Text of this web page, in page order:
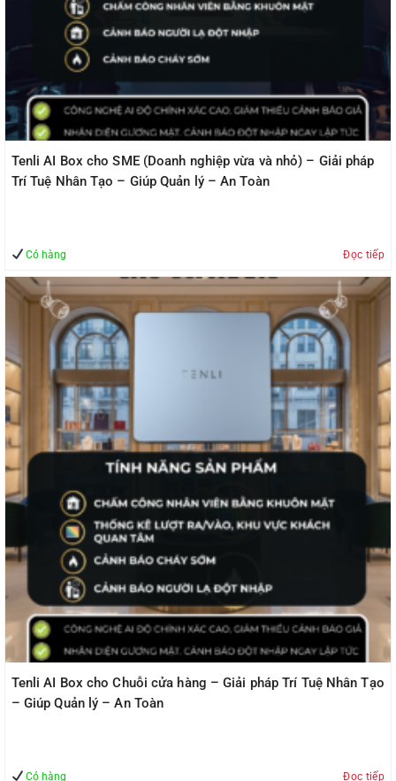
Tenli AI Box cho SME (Doanh nghiệp vừa và nhỏ) – Giải pháp
Trí Tuệ Nhân Tạo – Giúp Quản lý – An Toàn
Có hàng Đọc tiếp
Tenli AI Box cho Chuỗi cửa hàng – Giải pháp Trí Tuệ Nhân Tạo
– Giúp Quản lý – An Toàn
Có hàng Đọc tiếp